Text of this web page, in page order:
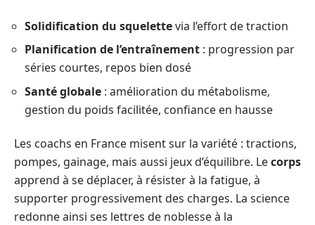
Solidification du squelettevia l’effort de traction
Planification de l’entraînement : progression par
séries courtes, repos bien dosé
Santé globale : amélioration du métabolisme,
gestion du poids facilitée, confiance en hausse
Les coachs en France misent sur la variété : tractions,
pompes, gainage, mais aussi jeux d’équilibre. Lecorps
apprend à se déplacer, à résister à la fatigue, à
supporter progressivement des charges. La science
redonne ainsi ses lettres de noblesse à la